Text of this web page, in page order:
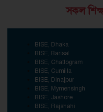
সকল
BISE, Dhaka
BISE, Barisal
BISE, Chattogram
BISE, Cumilla
BISE, Dinajpur
BISE, Mymensingh
BISE, Jashore
BISE, Rajshahi